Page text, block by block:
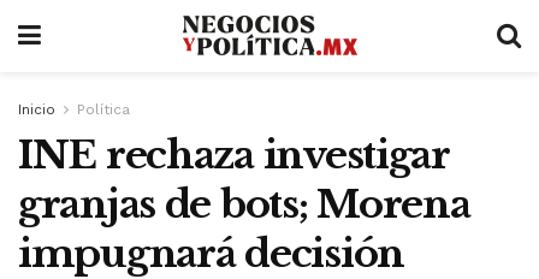
Inicio Política
INE rechaza investigar
granjas de bots; Morena
impugnará decisión